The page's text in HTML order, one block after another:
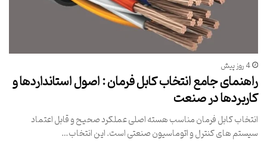
4 روز پیش
راهنمای جامع انتخاب کابل فرمان : اصول استانداردها و
کاربردها در صنعت
انتخاب کابل فرمان مناسب هسته اصلی عملکرد صحیح و قابل اعتماد
سیستم های کنترل و اتوماسیون صنعتی است. این انتخاب…